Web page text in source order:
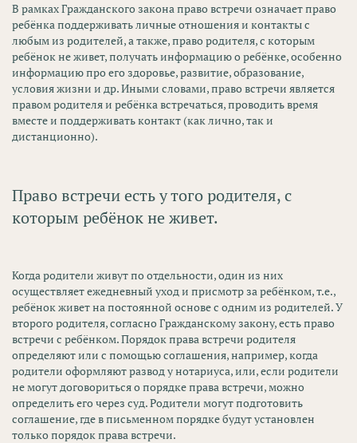
В рамках Гражданского закона право встречи означает право
ребёнка поддерживать личные отношения и контакты с
любым из родителей, а также, право родителя, с которым
ребёнок не живет, получать информацию о ребёнке, особенно
информацию про его здоровье, развитие, образование,
условия жизни и др. Иными словами, право встречи является
правом родителя и ребёнка встречаться, проводить время
вместе и поддерживать контакт (как лично, так и
дистанционно).
Право встречи есть у того родителя, с
которым ребёнок не живет.
Когда родители живут по отдельности, один из них
осуществляет ежедневный уход и присмотр за ребёнком, т.е.,
ребёнок живет на постоянной основе с одним из родителей. У
второго родителя, согласно Гражданскому закону, есть право
встречи с ребёнком. Порядок права встречи родителя
определяют или с помощью соглашения, например, когда
родители оформляют развод у нотариуса, или, если родители
не могут договориться о порядке права встречи, можно
определить его через суд. Родители могут подготовить
соглашение, где в письменном порядке будут установлен
только порядок права встречи.